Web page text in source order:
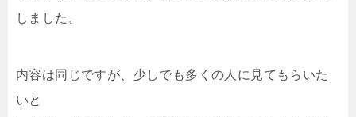
しました。
内容は同じですが、少しでも多くの人に見てもらいた
いと